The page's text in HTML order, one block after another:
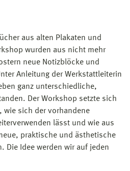
aus alten Plakaten und
wurden aus nicht mehr
neue Notizblöcke und
Anleitung der Werkstattleiterin
ganz unterschiedliche,
Der Workshop setzte sich
wie sich der vorhandene
lässt und wie aus
praktische und ästhetische
Die Idee werden wir auf jeden